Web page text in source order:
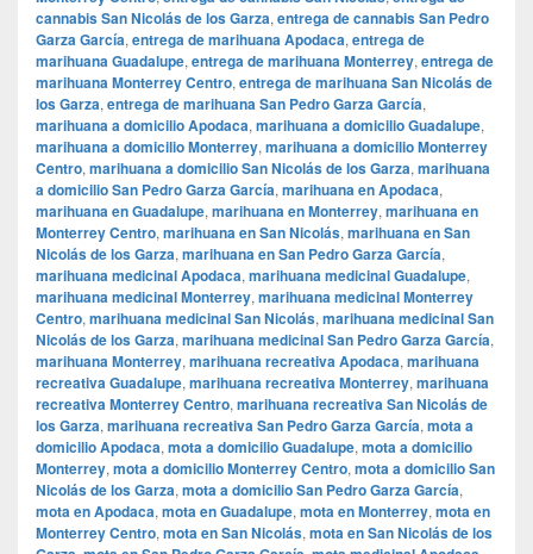
cannabis San Nicolás de los Garza, entrega de cannabis San Pedro
Garza García, entrega de marihuana Apodaca, entrega de
marihuana Guadalupe, entrega de marihuana Monterrey, entrega de
marihuana Monterrey Centro, entrega de marihuana San Nicolás de
los Garza, entrega de marihuana San Pedro Garza García,
marihuana a domicilio Apodaca, marihuana a domicilio Guadalupe,
marihuana a domicilio Monterrey, marihuana a domicilio Monterrey
Centro, marihuana a domicilio San Nicolás de los Garza, marihuana
a domicilio San Pedro Garza García, marihuana en Apodaca,
marihuana en Guadalupe, marihuana en Monterrey, marihuana en
Monterrey Centro, marihuana en San Nicolás, marihuana en San
Nicolás de los Garza, marihuana en San Pedro Garza García,
marihuana medicinal Apodaca, marihuana medicinal Guadalupe,
marihuana medicinal Monterrey, marihuana medicinal Monterrey
Centro, marihuana medicinal San Nicolás, marihuana medicinal San
Nicolás de los Garza, marihuana medicinal San Pedro Garza García,
marihuana Monterrey, marihuana recreativa Apodaca, marihuana
recreativa Guadalupe, marihuana recreativa Monterrey, marihuana
recreativa Monterrey Centro, marihuana recreativa San Nicolás de
los Garza, marihuana recreativa San Pedro Garza García, mota a
domicilio Apodaca, mota a domicilio Guadalupe, mota a domicilio
Monterrey, mota a domicilio Monterrey Centro, mota a domicilio San
Nicolás de los Garza, mota a domicilio San Pedro Garza García,
mota en Apodaca, mota en Guadalupe, mota en Monterrey, mota en
Monterrey Centro, mota en San Nicolás, mota en San Nicolás de los